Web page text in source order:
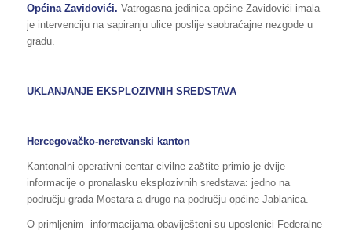
Općina Zavidovići. Vatrogasna jedinica općine Zavidovići imala
je intervenciju na sapiranju ulice poslije saobraćajne nezgode u
gradu.
UKLANJANJE EKSPLOZIVNIH SREDSTAVA
Hercegovačko-neretvanski kanton
Kantonalni operativni centar civilne zaštite primio je dvije
informacije o pronalasku eksplozivnih sredstava: jedno na
području grada Mostara a drugo na području općine Jablanica.
O primljenim informacijama obaviješteni su uposlenici Federalne